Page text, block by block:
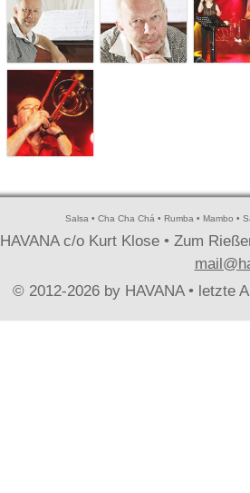
Salsa • Cha Cha Chá • Rumba • Mambo •
HAVANA c/o Kurt Klose • Zum
© 2012-2026 by HAVANA • letzte